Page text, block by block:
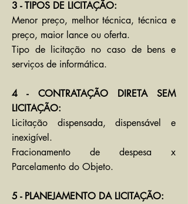
3 - TIPOS DE LICITAÇÃO:
Menor preço, melhor técnica, técnica e
preço, maior lance ou oferta.
Tipo de licitação no caso de bens e
serviços de informática.
4 - CONTRATAÇÃO DIRETA SEM
LICITAÇÃO:
Licitação dispensada, dispensável e
inexigível.
Fracionamento de despesa x
Parcelamento do Objeto.
5 - PLANEJAMENTO DA LICITAÇÃO: